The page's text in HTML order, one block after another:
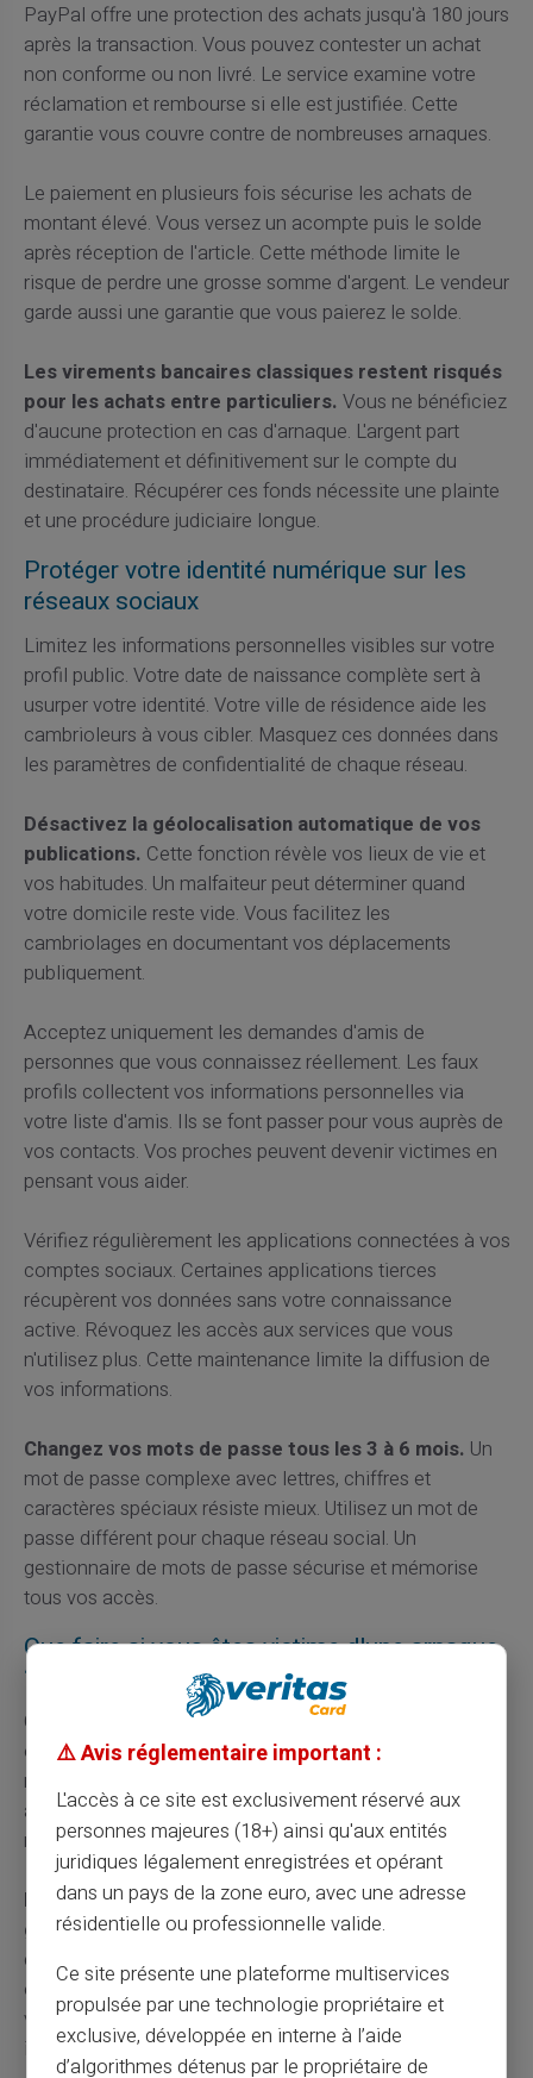
PayPal offre une protection des achats jusqu'à 180 jours
après la transaction. Vous pouvez contester un achat
non conforme ou non livré. Le service examine votre
réclamation et rembourse si elle est justifiée. Cette
garantie vous couvre contre de nombreuses arnaques.
Le paiement en plusieurs fois sécurise les achats de
montant élevé. Vous versez un acompte puis le solde
après réception de l'article. Cette méthode limite le
risque de perdre une grosse somme d'argent. Le vendeur
garde aussi une garantie que vous paierez le solde.
Les virements bancaires classiques restent risqués
pour les achats entre particuliers. Vous ne bénéficiez
d'aucune protection en cas d'arnaque. L'argent part
immédiatement et définitivement sur le compte du
destinataire. Récupérer ces fonds nécessite une plainte
et une procédure judiciaire longue.
Protéger votre identité numérique sur les
réseaux sociaux
Limitez les informations personnelles visibles sur votre
profil public. Votre date de naissance complète sert à
usurper votre identité. Votre ville de résidence aide les
cambrioleurs à vous cibler. Masquez ces données dans
les paramètres de confidentialité de chaque réseau.
Désactivez la géolocalisation automatique de vos
publications. Cette fonction révèle vos lieux de vie et
vos habitudes. Un malfaiteur peut déterminer quand
votre domicile reste vide. Vous facilitez les
cambriolages en documentant vos déplacements
publiquement.
Acceptez uniquement les demandes d'amis de
personnes que vous connaissez réellement. Les faux
profils collectent vos informations personnelles via
votre liste d'amis. Ils se font passer pour vous auprès de
vos contacts. Vos proches peuvent devenir victimes en
pensant vous aider.
Vérifiez régulièrement les applications connectées à vos
comptes sociaux. Certaines applications tierces
récupèrent vos données sans votre connaissance
active. Révoquez les accès aux services que vous
n'utilisez plus. Cette maintenance limite la diffusion de
vos informations.
Changez vos mots de passe tous les 3 à 6 mois. Un
mot de passe complexe avec lettres, chiffres et
caractères spéciaux résiste mieux. Utilisez un mot de
passe différent pour chaque réseau social. Un
gestionnaire de mots de passe sécurise et mémorise
tous vos accès.
Que faire si vous êtes victime d'une arnaque
?
Contactez immédiatement votre banque pour faire
opposition sur votre carte. Cette démarche bloque toute
nouvelle transaction frauduleuse. Votre conseiller gèle
aussi votre compte si nécessaire. Vous recevez une
nouvelle carte sous quelques jours.
Déposez plainte au commissariat ou à la
gendarmerie sans délai.Cette déclaration officielle
constitue la première étape du remboursement. Vous
obtenez un récépissé qui servira de preuve auprès de
votre banque. La police lance aussi une enquête pour
identifier les responsables.
⚠️ Avis réglementaire important :
L'accès à ce site est exclusivement réservé aux
personnes majeures (18+) ainsi qu'aux entités
juridiques légalement enregistrées et opérant
dans un pays de la zone euro, avec une adresse
résidentielle ou professionnelle valide.
Ce site présente une plateforme multiservices
propulsée par une technologie propriétaire et
exclusive, développée en interne à l’aide
d’algorithmes détenus par le propriétaire de